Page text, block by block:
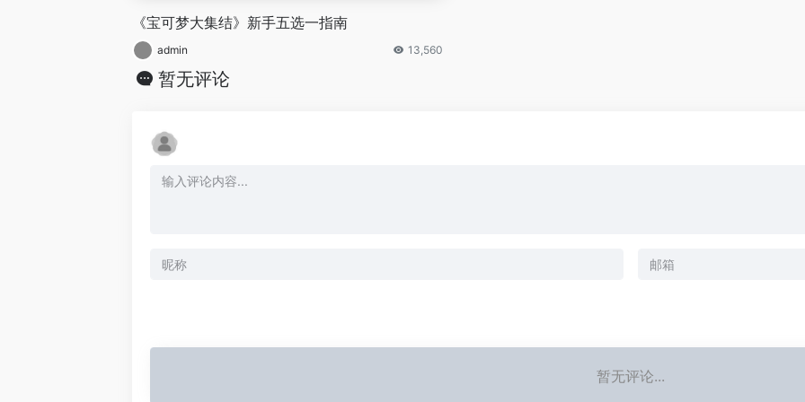
《宝可梦大集结》新手五选一指南
admin 13,560
暂无评论
暂无评论...